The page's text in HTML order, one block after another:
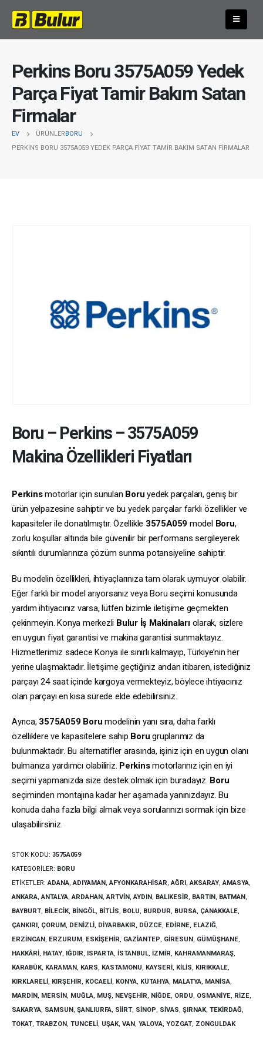
Perkins Boru 3575A059 Yedek
Parça Fiyat Tamir Bakım Satan
Firmalar
EV ÜRÜNLERBORU
PERKINS BORU 3575A059 YEDEK PARÇA FIYAT TAMIR BAKIM SATAN FIRMALAR
Boru – Perkins–3575A059
Makina Özellikleri Fiyatları
Perkinsmotorlar için sunulan Boru yedek parçaları, geniş bir
ürün yelpazesine sahiptir ve bu yedek parçalar farklı özellikler ve
kapasiteler ile donatılmıştır. Özellikle 3575A059 model Boru,
zorlu koşullar altında bile güvenilir bir performans sergileyerek
sıkıntılı durumlarınıza çözüm sunma potansiyeline sahiptir.
Bu modelin özellikleri, ihtiyaçlarınıza tam olarak uymuyor olabilir.
Eğer farklı bir model arıyorsanız veya Boru seçimi konusunda
yardım ihtiyacınız varsa, lütfen bizimle iletişime geçmekten
çekinmeyin. Konya merkezli Bulur İş Makinalarıolarak, sizlere
en uygun fiyat garantisi ve makina garantisi sunmaktayız.
Hizmetlerimiz sadece Konya ile sınırlı kalmayıp, Türkiye’nin her
yerine ulaşmaktadır. İletişime geçtiğiniz andan itibaren, istediğiniz
parçayı 24 saat içinde kargoya vermekteyiz, böylece ihtiyacınız
olan parçayı en kısa sürede elde edebilirsiniz.
Ayrıca, 3575A059 Boru modelinin yanı sıra, daha farklı
özelliklere ve kapasitelere sahip Boru gruplarımız da
bulunmaktadır. Bu alternatifler arasında, işiniz için en uygun olanı
bulmanıza yardımcı olabiliriz. Perkinsmotorlarınız için en iyi
seçimi yapmanızda size destek olmak için buradayız. Boru
seçiminden montajına kadar her aşamada yanınızdayız. Bu
konuda daha fazla bilgi almak veya sorularınızı sormak için bize
ulaşabilirsiniz.
STOK KODU: 3575A059
KATEGORILER: BORU
ETIKETLER:ADANA,ADIYAMAN,AFYONKARAHISAR,AĞRI,AKSARAY,AMASYA,
ANKARA,ANTALYA,ARDAHAN,ARTVIN,AYDIN, BALIKESIR, BARTIN, BATMAN,
BAYBURT, BILECIK, BINGÖL, BITLIS, BOLU, BURDUR, BURSA, ÇANAKKALE,
ÇANKIRI, ÇORUM, DENIZLI, DIYARBAKIR, DÜZCE, EDIRNE, ELAZIĞ,
ERZINCAN, ERZURUM, ESKIŞEHIR, GAZIANTEP, GIRESUN, GÜMÜŞHANE,
HAKKÂRI, HATAY, IĞDIR, ISPARTA, İSTANBUL, İZMIR, KAHRAMANMARAŞ,
KARABÜK, KARAMAN, KARS, KASTAMONU, KAYSERI, KILIS, KIRIKKALE,
KIRKLARELI, KIRŞEHIR, KOCAELI, KONYA, KÜTAHYA, MALATYA, MANISA,
MARDIN, MERSIN, MUĞLA, MUŞ, NEVŞEHIR, NIĞDE, ORDU, OSMANIYE, RIZE,
SAKARYA, SAMSUN, ŞANLIURFA, SIIRT, SINOP, SIVAS, ŞIRNAK, TEKIRDAĞ,
TOKAT, TRABZON, TUNCELI, UŞAK, VAN, YALOVA, YOZGAT, ZONGULDAK